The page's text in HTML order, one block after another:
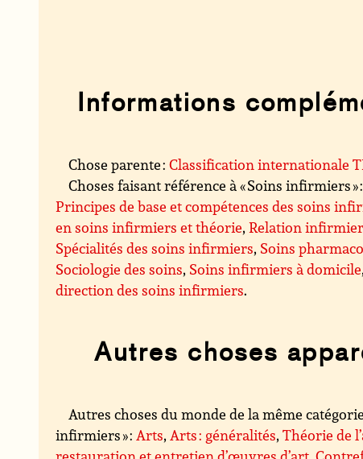
Informations
Chose parente :Classification internationale
Choses faisant référence à « Soins infirmiers » :
Principes de base et compétences des soins
en soins infirmiers et théorie,Relation
Spécialités des soins infirmiers, Soins
Sociologie des soins, Soins infirmiers à domicile
direction des soins infirmiers.
Autres choses
Autres choses du monde de la même
infirmiers » :Arts,Arts : généralités,Théorie de